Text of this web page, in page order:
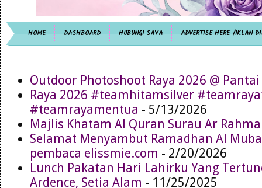
HOME DASHBOARD HUBUNGI SAYA ADVERTISE HERE /IKLAN
Outdoor Photoshoot Raya 2026 @ Pantai
Raya 2026 #teamhitamsilver
#teamrayamentua - 5/13/2026
Majlis Khatam Al Quran Surau Ar
Selamat Menyambut Ramadhan Al
pembaca elissmie.com - 2/20/2026
Lunch Pakatan Hari Lahirku Yang
Ardence, Setia Alam - 11/25/2025